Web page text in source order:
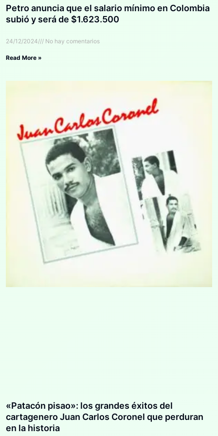
Petro anuncia que el salario mínimo en Colombia
subió y será de $1.623.500
24/12/2024 No hay comentarios
Read More »
«Patacón pisao»: los grandes éxitos del
cartagenero Juan Carlos Coronel que perduran
en la historia